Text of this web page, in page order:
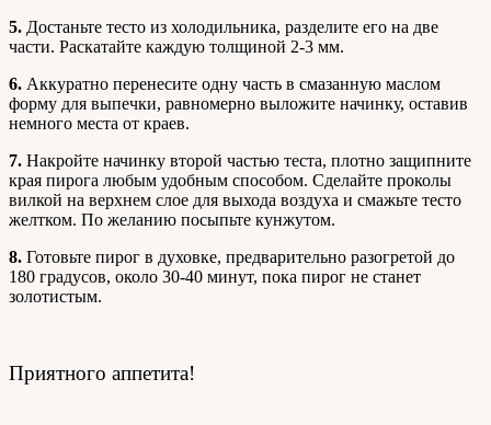
5. Достаньте тесто из холодильника, разделите его на две
части. Раскатайте каждую толщиной 2-3 мм.
6. Аккуратно перенесите одну часть в смазанную маслом
форму для выпечки, равномерно выложите начинку, оставив
немного места от краев.
7. Накройте начинку второй частью теста, плотно защипните
края пирога любым удобным способом. Сделайте проколы
вилкой на верхнем слое для выхода воздуха и смажьте тесто
желтком. По желанию посыпьте кунжутом.
8. Готовьте пирог в духовке, предварительно разогретой до
180 градусов, около 30-40 минут, пока пирог не станет
золотистым.
Приятного аппетита!